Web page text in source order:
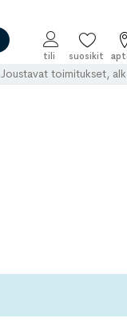
Joustavat toimitukset,